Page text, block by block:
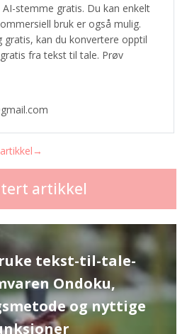
stemme gratis. Du kan enkelt
bruk er også mulig.
gratis, kan du konvertere opptil
fra tekst til tale. Prøv
artikkel
tekst-til-tale-
Ondoku,
og nyttige